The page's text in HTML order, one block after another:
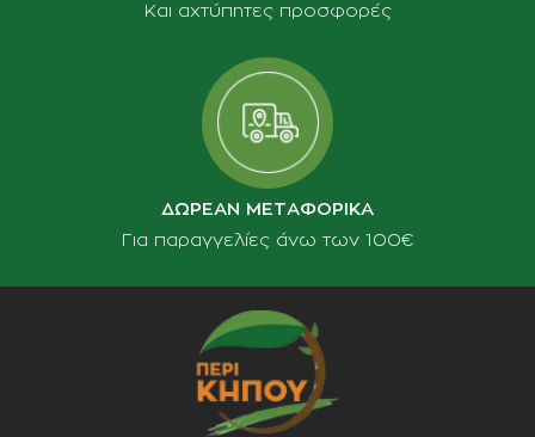
Και αχτύπητες προσφορές
ΔΩΡΕΑΝ ΜΕΤΑΦΟΡΙΚΑ
Για παραγγελίες άνω των 100€